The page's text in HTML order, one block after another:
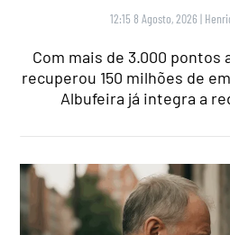
12:15 8 Agosto, 2026 |
Com mais de 3.000 pontos
recuperou 150 milhões de
Albufeira já integra a